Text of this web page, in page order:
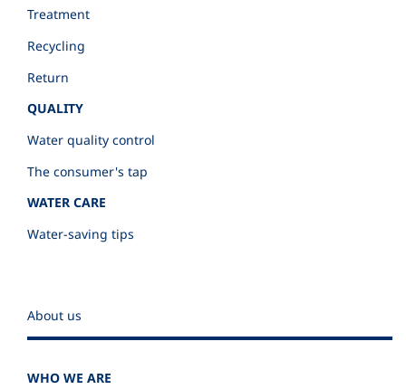
Treatment
Recycling
Return
QUALITY
Water quality control
The consumer's tap
WATER CARE
Water-saving tips
About us
WHO WE ARE